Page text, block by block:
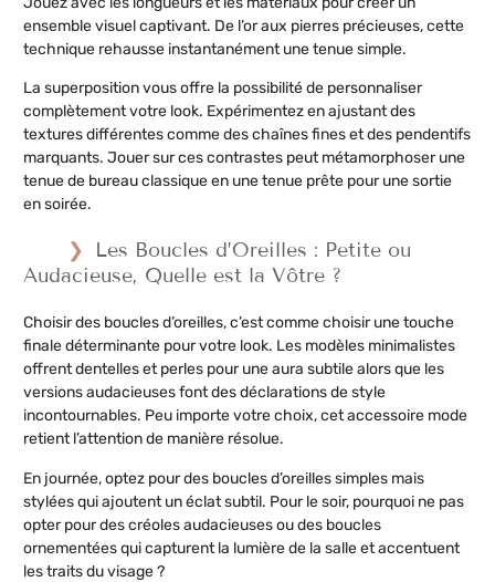
ensemble visuel captivant. De l’or aux pierres précieuses, cette
technique rehausse instantanément une tenue simple.
La superposition vous offre la possibilité de personnaliser
complètement votre look. Expérimentez en ajustant des
textures différentes comme des chaînes fines et des pendentifs
marquants. Jouer sur ces contrastes peut métamorphoser une
tenue de bureau classique en une tenue prête pour une sortie
en soirée.
Les Boucles d’Oreilles : Petite ou
Audacieuse, Quelle est la Vôtre ?
Choisir des boucles d’oreilles, c’est comme choisir une touche
finale déterminante pour votre look. Les modèles minimalistes
offrent dentelles et perles pour une aura subtile alors que les
versions audacieuses font des déclarations de style
incontournables. Peu importe votre choix, cet accessoire mode
retient l’attention de manière résolue.
En journée, optez pour des boucles d’oreilles simples mais
stylées qui ajoutent un éclat subtil. Pour le soir, pourquoi ne pas
opter pour des créoles audacieuses ou des boucles
ornementées qui capturent la lumière de la salle et accentuent
les traits du visage ?